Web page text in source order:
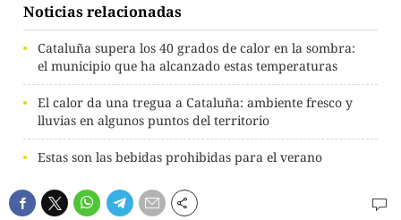
Noticias relacionadas
Cataluña supera los 40 grados de calor en la sombra:
el municipio que ha alcanzado estas temperaturas
El calor da una tregua a Cataluña: ambiente fresco y
lluvias en algunos puntos del territorio
Estas son las bebidas prohibidas para el verano